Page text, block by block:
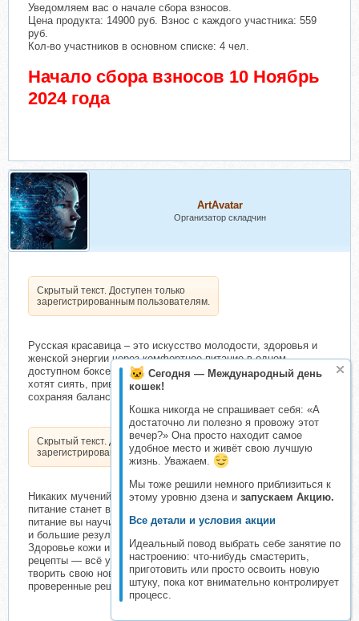
Сегодня — Международный день
кошек!
Кошка никогда не спрашивает себя: «А
достаточно ли полезно я провожу этот
вечер?» Она просто находит самое
удобное место и живёт свою лучшую
жизнь. Уважаем.
Мы тоже решили немного приблизиться к
этому уровню дзена и запускаем Акцию.
Все детали и условия акции
Идеальный повод выбрать себе занятие по
настроению: что-нибудь смастерить,
приготовить или просто освоить новую
штуку, пока кот внимательно контролирует
процесс.
Уведомляем вас о начале сбора взносов.
Цена продукта: 14900 руб. Взнос с каждого участника: 559
руб.
Кол-во участников в основном списке: 4 чел.
Начало сбора взносов 10 Ноябрь
2024 года
ArtAvatar
Организатор складчин
Скрытый текст. Доступен только
зарегистрированным пользователям.
Русская красавица – это искусство молодости, здоровья и
женской энергии через комфортное питание в одном
доступном боксе! Инновационный бокс для женщин, которые
хотят сиять, привлекать, наслаждаться каждым днем
сохраняя баланс и гармонию жизни!
Скрытый текст. Доступен только
зарегистрированным пользователям.
Никаких мучений, только вкусная забота о себе. Полезное
питание станет вашей привычкой без лишних усилий. Через
питание вы научитесь влиять на свое тело, энергию, красоту
и большие результаты во всех сферах жизни!
Здоровье кожи и тела начинается изнутри. Не нужно искать
рецепты — всё уже есть в курсе. Возможность создавать и
творить свою новую вкусную жизнь! Только научный подход,
проверенные решения и доказательный результат!